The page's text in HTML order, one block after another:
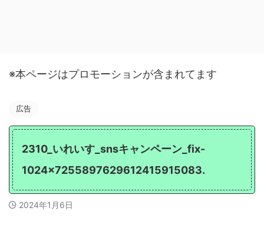
※本ページはプロモーションが含まれてます
広告
2310_いれいす_snsキャンペーン_fix-
1024x7255897629612415915083.
2024年1月6日